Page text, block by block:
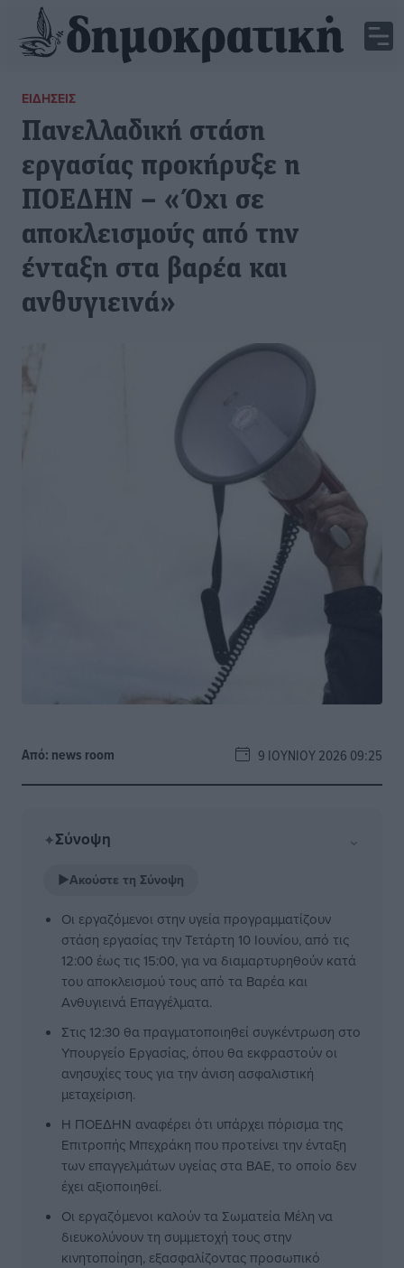
ΕΙΔΉΣΕΙΣ
Πανελλαδική στάση
εργασίας προκήρυξε η
ΠΟΕΔΗΝ – «Όχι σε
αποκλεισμούς από την
ένταξη στα βαρέα και
ανθυγιεινά»
Από: news room 9 ΙΟΥΝΊΟΥ 2026 09:25
✦Σύνοψη ⌄
▶Ακούστε τη Σύνοψη
Οι εργαζόμενοι στην υγεία προγραμματίζουν
στάση εργασίας την Τετάρτη 10 Ιουνίου, από τις
12:00 έως τις 15:00, για να διαμαρτυρηθούν κατά
του αποκλεισμού τους από τα Βαρέα και
Ανθυγιεινά Επαγγέλματα.
Στις 12:30 θα πραγματοποιηθεί συγκέντρωση στο
Υπουργείο Εργασίας, όπου θα εκφραστούν οι
ανησυχίες τους για την άνιση ασφαλιστική
μεταχείριση.
Η ΠΟΕΔΗΝ αναφέρει ότι υπάρχει πόρισμα της
Επιτροπής Μπεχράκη που προτείνει την ένταξη
των επαγγελμάτων υγείας στα ΒΑΕ, το οποίο δεν
έχει αξιοποιηθεί.
Οι εργαζόμενοι καλούν τα Σωματεία Μέλη να
διευκολύνουν τη συμμετοχή τους στην
κινητοποίηση, εξασφαλίζοντας προσωπικό